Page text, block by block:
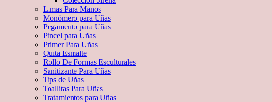
Limas Para Manos
Monómero para Uñas
Pegamento para Uñas
Pincel para Uñas
Primer Para Uñas
Quita Esmalte
Rollo De Formas Esculturales
Sanitizante Para Uñas
Tips de Uñas
Toallitas Para Uñas
Tratamientos para Uñas